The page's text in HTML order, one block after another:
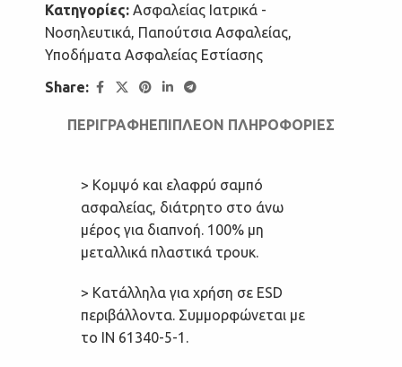
Κατηγορίες: Ασφαλείας Ιατρικά -
Νοσηλευτικά, Παπούτσια Ασφαλείας,
Υποδήματα Ασφαλείας Εστίασης
Share:
ΠΕΡΙΓΡΑΦΉΕΠΙΠΛΈΟΝ ΠΛΗΡΟΦΟΡΊΕΣ
> Κομψό και ελαφρύ σαμπό
ασφαλείας, διάτρητο στο άνω
μέρος για διαπνοή. 100% μη
μεταλλικά πλαστικά τρουκ.
> Κατάλληλα για χρήση σε ESD
περιβάλλοντα. Συμμορφώνεται με
το IΝ 61340-5-1.